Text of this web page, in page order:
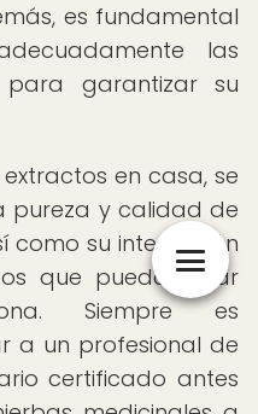
es fundamental
las
para garantizar su
en casa, se
pureza y calidad de
como su interacción
que pueda estar
Siempre es
a un profesional de
certificado antes